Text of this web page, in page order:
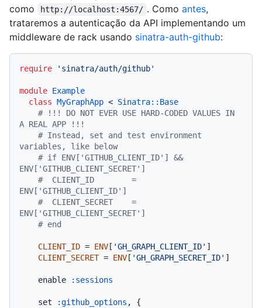
como
http://localhost:4567/ . Como antes,
trataremos a autenticação da API implementando um
middleware de rack usando sinatra-auth-github:
require 'sinatra/auth/github'
module Example
class MyGraphApp < Sinatra::Base
# !!! DO NOT EVER USE HARD-CODED VALUES IN
A REAL APP !!!
# Instead, set and test environment
variables, like below
# if ENV['GITHUB_CLIENT_ID'] &&
ENV['GITHUB_CLIENT_SECRET']
#  CLIENT_ID        =
ENV['GITHUB_CLIENT_ID']
#  CLIENT_SECRET    =
ENV['GITHUB_CLIENT_SECRET']
# end
CLIENT_ID = ENV [ 'GH_GRAPH_CLIENT_ID' ]
CLIENT_SECRET = ENV [ 'GH_GRAPH_SECRET_ID' ]
    enable
:sessions
    set
:github_options , {